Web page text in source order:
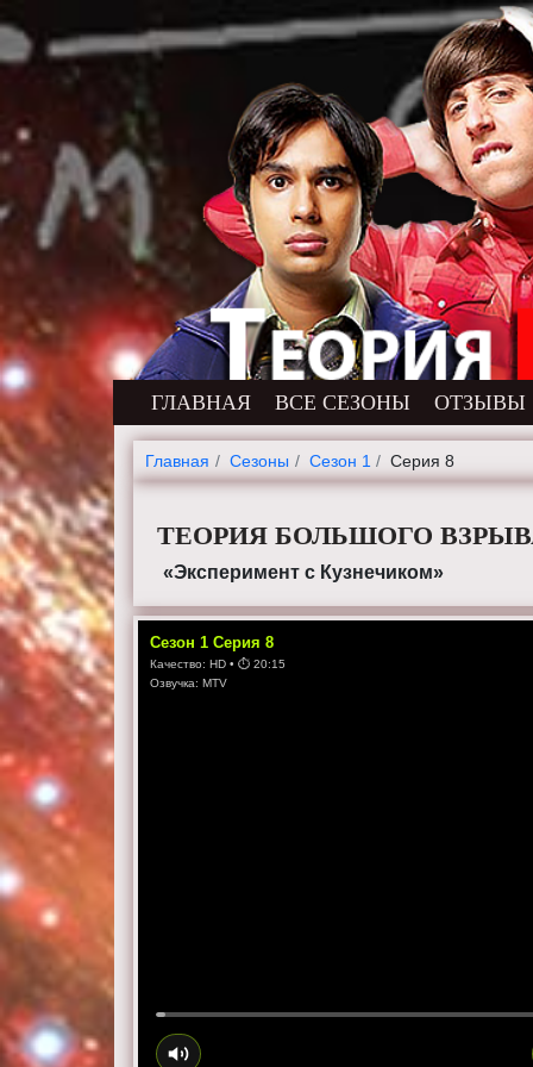
ГЛАВНАЯ ВСЕ СЕЗОНЫ ОТЗЫВЫ
Главная Cезоны Сезон 1 Серия 8
ТЕОРИЯ БОЛЬШОГО
«Эксперимент с Кузнечиком»
Сезон1 Серия8
Качество:HD • ⏱20:15
Озвучка:MTV